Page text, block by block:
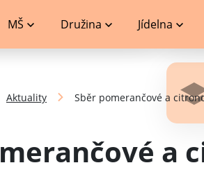
MŠ Družina Jídelna
Aktuality Sběr pomerančové a
a